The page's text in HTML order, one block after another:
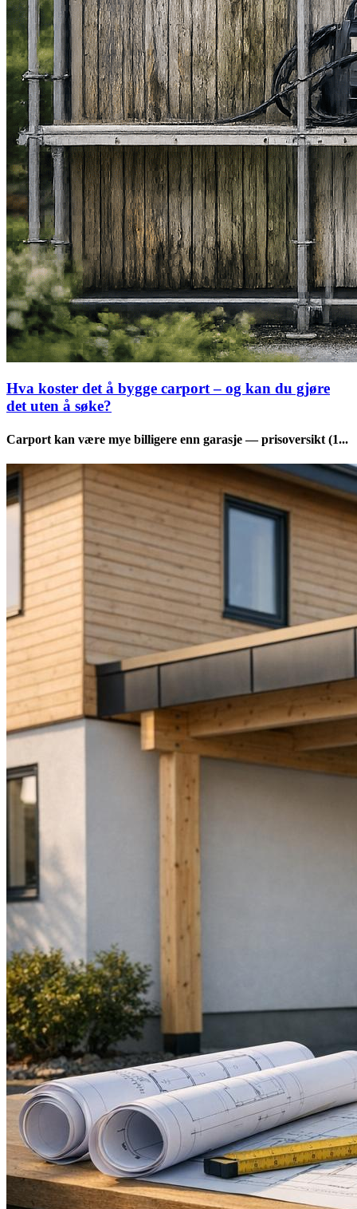
Hva koster det å bygge carport – og kan du gjøre
det uten å søke?
Carport kan være mye billigere enn garasje — prisoversikt (1...